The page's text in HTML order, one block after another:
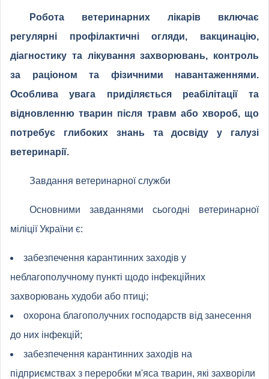
Робота ветеринарних лікарів включає
регулярні профілактичні огляди, вакцинацію,
діагностику та лікування захворювань, контроль
за раціоном та фізичними навантаженнями.
Особлива увага приділяється реабілітації та
відновленню тварин після травм або хвороб, що
потребує глибоких знань та досвіду у галузі
ветеринарії.
Завдання ветеринарної служби
Основними завданнями сьогодні ветеринарної
міліції України є:
забезпечення карантинних заходів у
неблагополучному пункті щодо інфекційних
захворювань худоби або птиці;
охорона благополучних господарств від занесення
до них інфекцій;
забезпечення карантинних заходів на
підприємствах з переробки м'яса тварин, які захворіли